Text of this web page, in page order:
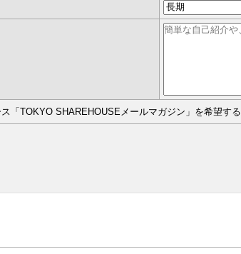
「TOKYO SHAREHOUSEメールマガジン」を希望する